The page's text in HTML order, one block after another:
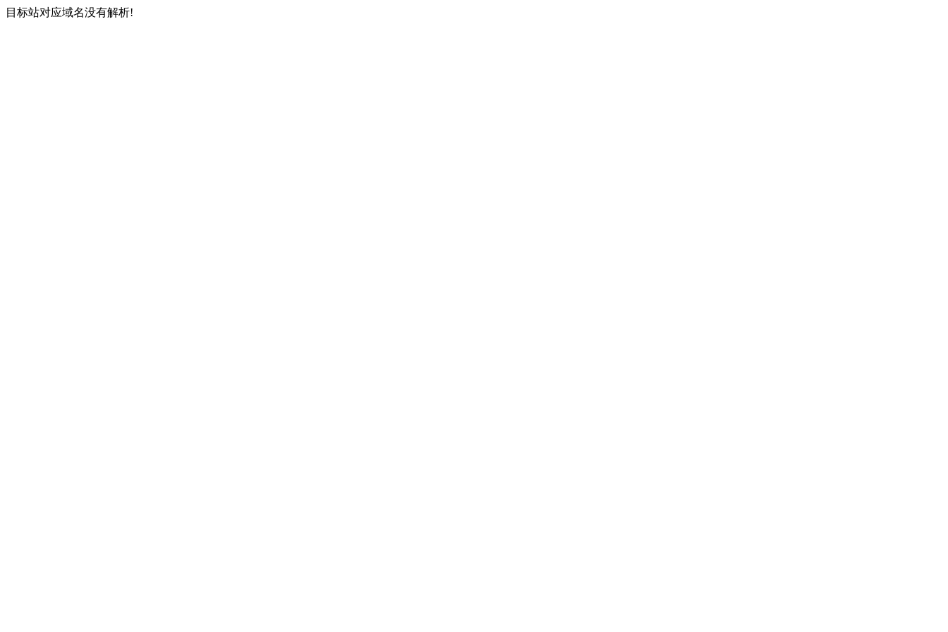
目标站对应域名没有解析!